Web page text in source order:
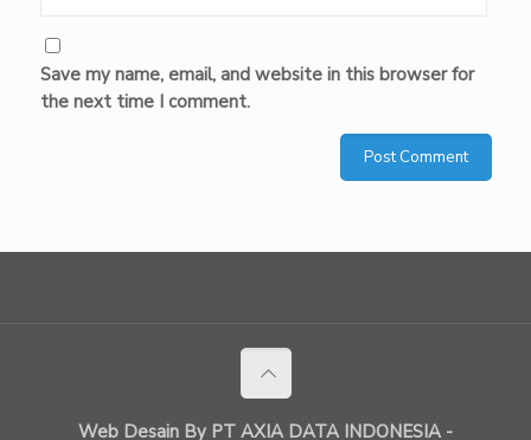
Save my name, email, and website in this browser for
the next time I comment.
Web Desain By PT AXIA DATA INDONESIA -